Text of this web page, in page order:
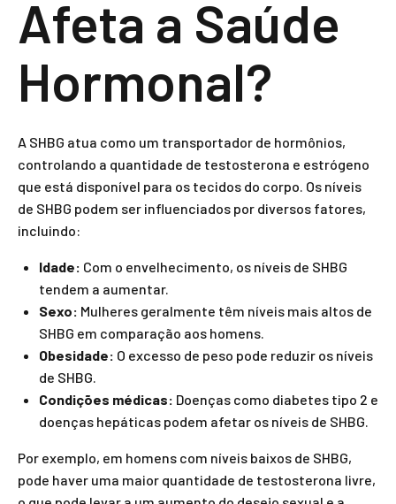
Afeta a Saúde
Hormonal?
A SHBG atua como um transportador de hormônios,
controlando a quantidade de testosterona e estrógeno
que está disponível para os tecidos do corpo. Os níveis
de SHBG podem ser influenciados por diversos fatores,
incluindo:
Idade: Com o envelhecimento, os níveis de SHBG
tendem a aumentar.
Sexo: Mulheres geralmente têm níveis mais altos de
SHBG em comparação aos homens.
Obesidade: O excesso de peso pode reduzir os níveis
de SHBG.
Condições médicas: Doenças como diabetes tipo 2 e
doenças hepáticas podem afetar os níveis de SHBG.
Por exemplo, em homens com níveis baixos de SHBG,
pode haver uma maior quantidade de testosterona livre,